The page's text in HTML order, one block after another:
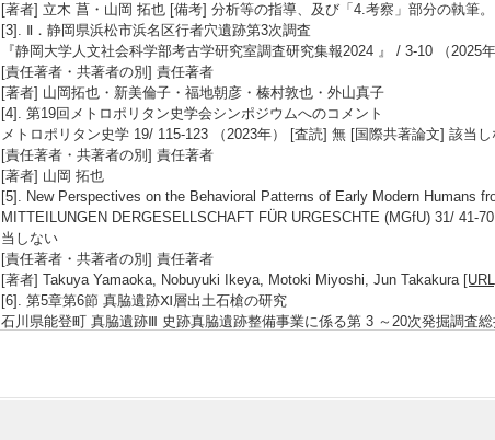
[著者] 立木 菖・山岡 拓也 [備考] 分析等の指導、及び「4.考察」部分の執筆。
[3]. Ⅱ．静岡県浜松市浜名区行者穴遺跡第3次調査
『静岡大学人文社会科学部考古学研究室調査研究集報2024 』 / 3-10 （
[責任著者・共著者の別] 責任著者
[著者] 山岡拓也・新美倫子・福地朝彦・榛村敦也・外山真子
[4]. 第19回メトロポリタン史学会シンポジウムへのコメント
メトロポリタン史学 19/ 115-123 （2023年） [査読] 無 [国際共著論文] 該当し
[責任著者・共著者の別] 責任著者
[著者] 山岡 拓也
[5]. New Perspectives on the Behavioral Patterns of Early Modern Humans
MITTEILUNGEN DERGESELLSCHAFT FÜR URGESCHTE (MGfU) 31/ 41-
当しない
[責任著者・共著者の別] 責任著者
[著者] Takuya Yamaoka, Nobuyuki Ikeya, Motoki Miyoshi, Jun Takakura
[6]. 第5章第6節 真脇遺跡Ⅺ層出土石槍の研究
石川県能登町 真脇遺跡Ⅲ 史跡真脇遺跡整備事業に係る第 3 ～20次発掘調査